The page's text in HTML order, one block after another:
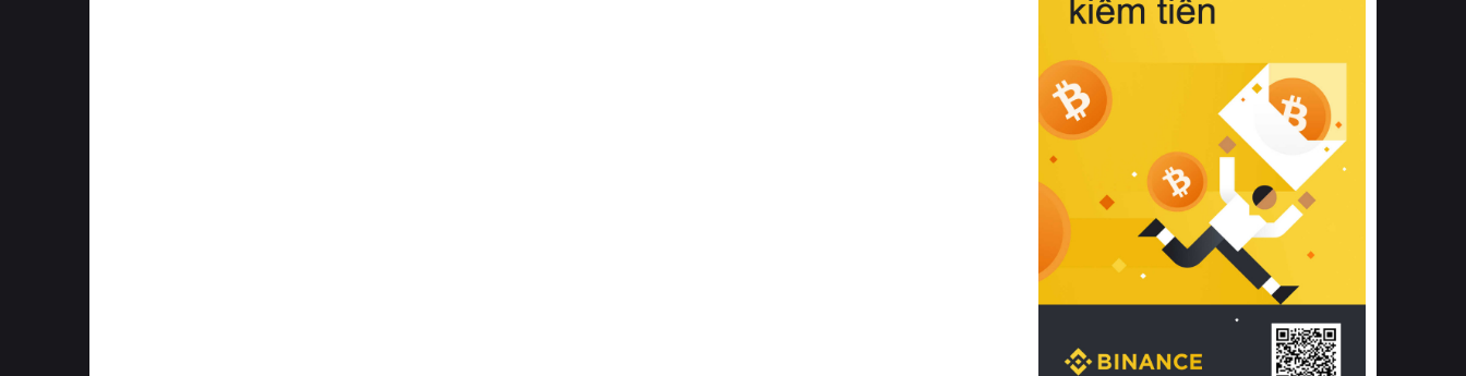
sản phẩm đạt chuẩn chất lượng quốc
tế còn giúp ngăn ngừa tình trạng kích
khuẩn và nấm mốc trong điều kiện
thời tiết nóng ẩm. Bạn có thể tìm hiểu
thêm các nghiên cứu khoa học về tác
động của giấc ngủ và môi trường
phòng ngủ đối với sức khỏe con
người tại Sleep Foundation (External
Link) để có cái nhìn toàn diện hơn.
2. Các tiêu chí vàng khi lựa chọn
chăn ga gối đệm cao cấp cho phòng
ngủ
Để sở hữu một bộ chăn ga gối đệm
cao cấp hoàn hảo cả về thẩm mỹ lẫn
công năng, người tiêu dùng cần cân
nhắc kỹ lưỡng các tiêu chí quan trọng